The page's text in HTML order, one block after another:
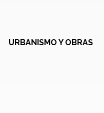
URBANISMO Y OBRAS